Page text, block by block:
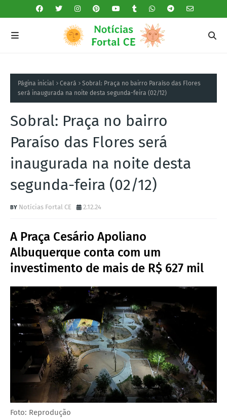
Página inicial Ceará
Sobral: Praça no bairro Paraíso das Flores
será inaugurada na noite desta segunda-feira (02/12)
Sobral: Praça no bairro
Paraíso das Flores será
inaugurada na noite desta
segunda-feira (02/12)
Notícias Fortal CE 2.12.24
A Praça Cesário Apoliano
Albuquerque conta com um
investimento de mais de R$ 627 mil
Foto: Reprodução